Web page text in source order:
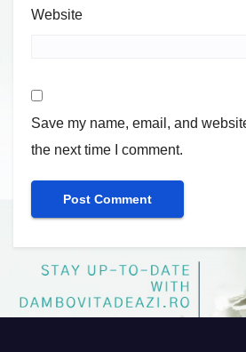
Website
Save my name, email, and
the next time I comment.